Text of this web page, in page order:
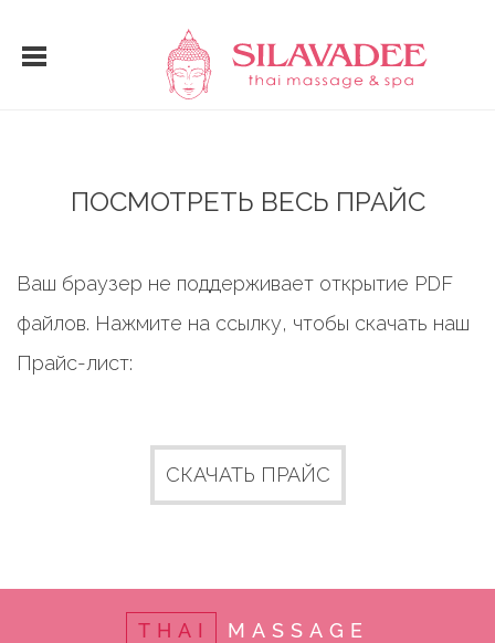
ПОСМОТРЕТЬ ВЕСЬ ПРАЙС
Ваш браузер не поддерживает открытие PDF
файлов. Нажмите на ссылку, чтобы скачать наш
Прайс-лист:
СКАЧАТЬ ПРАЙС
THAI MASSAGE